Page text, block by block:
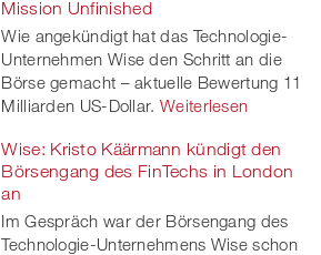
Mission Unfinished
Wie angekündigt hat das Technologie-
Unternehmen Wise den Schritt an die
Börse gemacht – aktuelle Bewertung 11
Milliarden US-Dollar. Weiterlesen
Wise: Kristo Käärmann kündigt den
Börsengang des FinTechs in London
an
Im Gespräch war der Börsengang des
Technologie-Unternehmens Wise schon